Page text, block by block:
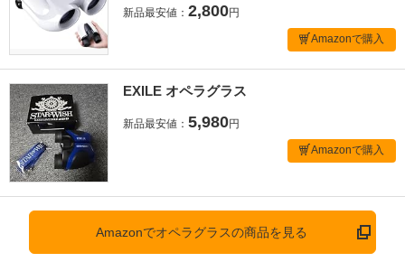
新品最安値： 2,800円
Amazonで購入
EXILE オペラグラス
新品最安値： 5,980円
Amazonで購入
Amazonでオペラグラスの商品を見る